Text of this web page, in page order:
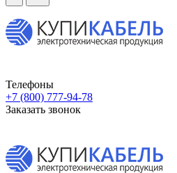
Телефоны
+7 (800) 777-94-78
Заказать звонок